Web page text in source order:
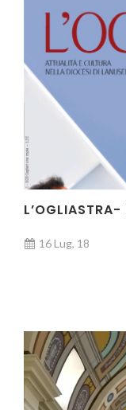
16 Lug, 18